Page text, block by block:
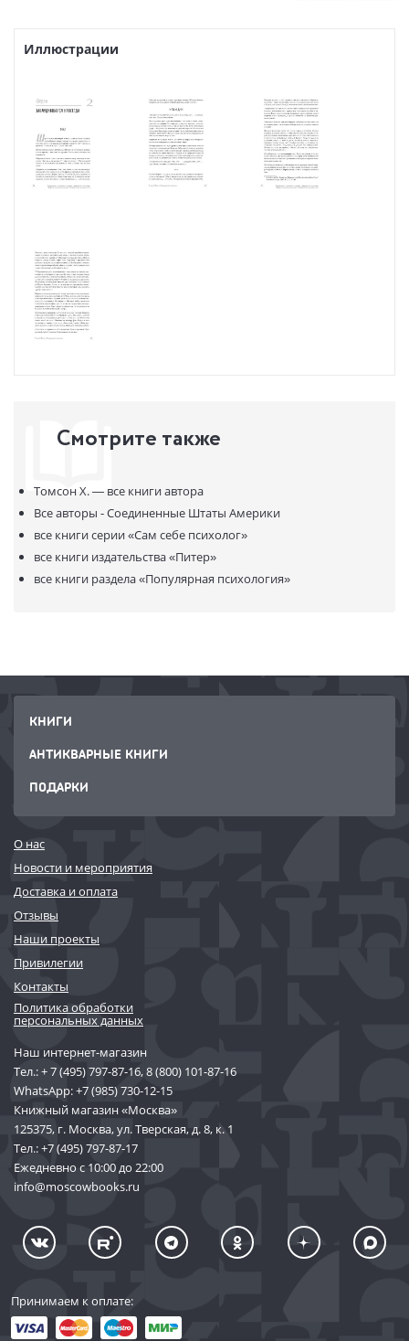
событий. Эта завораживающая и правдивая книга перевернет
— как можно подделать воспоминания, которые уже никогда не
исчезнут;
— как вырастить инопланетную конечность;
— как видеть сновидения наяву;
— как научиться превращаться в тигра.
Книга написана для любителей интеллектуального чтения. В ней
Иллюстрации
Смотрите также
Томсон Х. — все книги автора
Все авторы - Соединенные Штаты Америки
все книги серии«Сам себе психолог»
все книги издательства«Питер»
все книги раздела«Популярная психология»
КНИГИ
АНТИКВАРНЫЕ КНИГИ
ПОДАРКИ
О нас
Новости и мероприятия
Доставка и оплата
Отзывы
Наши проекты
Привилегии
Контакты
Политика обработки
персональных данных
Наш интернет-магазин
Тел.:+ 7 (495) 797-87-16,8 (800) 101-87-16
WhatsApp:+7 (985) 730-12-15
Книжный магазин «Москва»
125375, г. Москва, ул. Тверская, д. 8, к. 1
Тел.:+7 (495) 797-87-17
Ежедневно с 10:00 до 22:00
info@moscowbooks.ru
Принимаем к оплате: